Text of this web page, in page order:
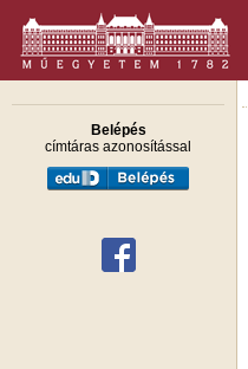
Belépés
címtáras azonosítással